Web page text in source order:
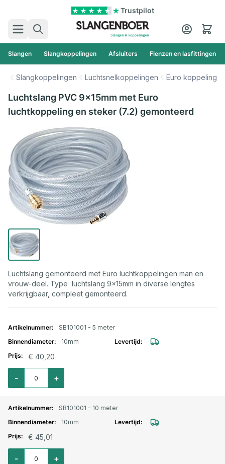
Trustpilot
Zoek
Cart
Slangen Slangkoppelingen Afsluiters Flenzen en lasfittingen
Slangkoppelingen Luchtsnelkoppelingen Euro koppeling
Luchtslang PVC 9x15mm met Euro
luchtkoppeling en steker (7.2) gemonteerd
Luchtslang gemonteerd met Euro luchtkoppelingen man en
vrouw-deel. Type luchtslang 9x15mm in diverse lengtes
verkrijgbaar, compleet gemonteerd.
SB101001 - 5 meter
10mm
€ 40,20
Aantal voor Luchtslang PVC 9x15mm L=5 meter met Euro koppeling en
+
-
SB101001 - 10 meter
10mm
€ 45,01
Aantal voor Luchtslang PVC 9x15mm L=10 meter met Euro koppeling en
+
-